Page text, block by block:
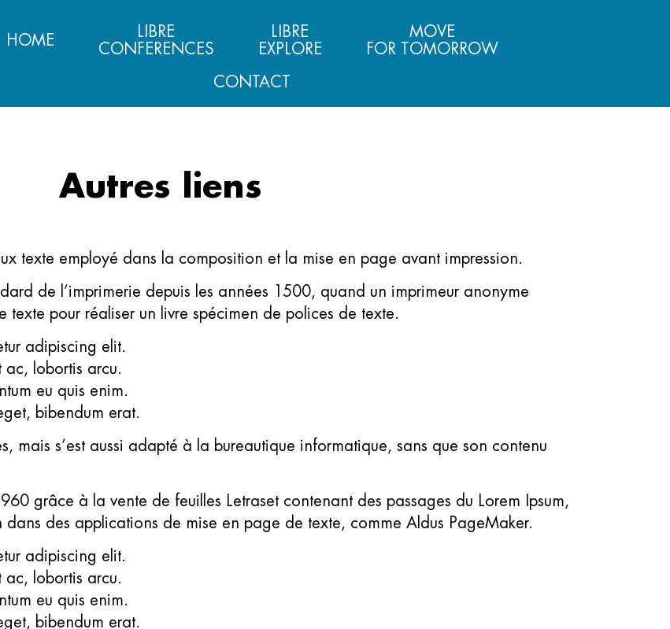
HOME
LIBRE
CONFERENCES
LIBRE
EXPLORE
MOVE
FOR TOMORROW
CONTACT
Autres liens
texte employé dans la composition et la mise en page avant impression.
de l’imprimerie depuis les années 1500, quand un imprimeur anonyme
texte pour réaliser un livre spécimen de polices de texte.
adipiscing elit.
ac, lobortis arcu.
eu quis enim.
bibendum erat.
mais s’est aussi adapté à la bureautique informatique, sans que son contenu
grâce à la vente de feuilles Letraset contenant des passages du Lorem Ipsum,
dans des applications de mise en page de texte, comme Aldus PageMaker.
adipiscing elit.
ac, lobortis arcu.
eu quis enim.
bibendum erat.